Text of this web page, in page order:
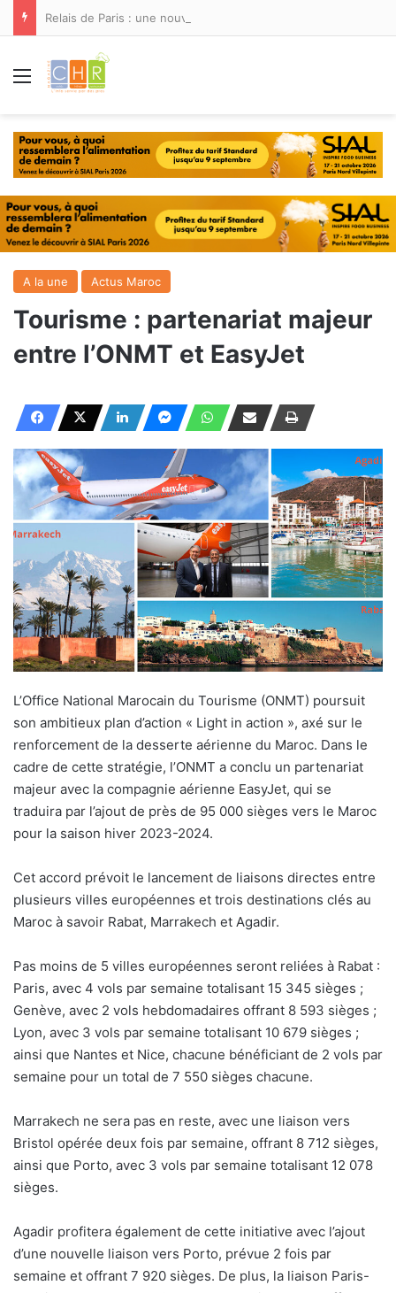
Menu
A la une Actus Maroc
Tourisme : partenariat majeur
entre l’ONMT et EasyJet
L’Office National Marocain du Tourisme (ONMT) poursuit
son ambitieux plan d’action « Light in action », axé sur le
renforcement de la desserte aérienne du Maroc. Dans le
cadre de cette stratégie, l’ONMT a conclu un partenariat
majeur avec la compagnie aérienne EasyJet, qui se
traduira par l’ajout de près de 95 000 sièges vers le Maroc
pour la saison hiver 2023-2024.
Cet accord prévoit le lancement de liaisons directes entre
plusieurs villes européennes et trois destinations clés au
Maroc à savoir Rabat, Marrakech et Agadir.
Pas moins de 5 villes européennes seront reliées à Rabat :
Paris, avec 4 vols par semaine totalisant 15 345 sièges ;
Genève, avec 2 vols hebdomadaires offrant 8 593 sièges ;
Lyon, avec 3 vols par semaine totalisant 10 679 sièges ;
ainsi que Nantes et Nice, chacune bénéficiant de 2 vols par
semaine pour un total de 7 550 sièges chacune.
Marrakech ne sera pas en reste, avec une liaison vers
Bristol opérée deux fois par semaine, offrant 8 712 sièges,
ainsi que Porto, avec 3 vols par semaine totalisant 12 078
sièges.
Agadir profitera également de cette initiative avec l’ajout
d’une nouvelle liaison vers Porto, prévue 2 fois par
semaine et offrant 7 920 sièges. De plus, la liaison Paris-